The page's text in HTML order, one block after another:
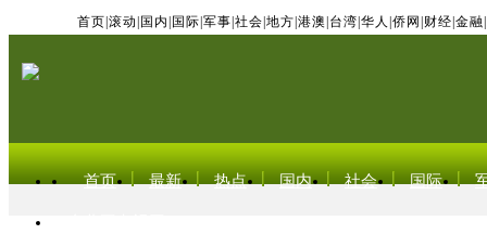
首页 滚动 国内 国际 军事 社会 地方 港澳 台湾 华人 侨网 财经 金融
首页 最新 热点 国内 社会 国际